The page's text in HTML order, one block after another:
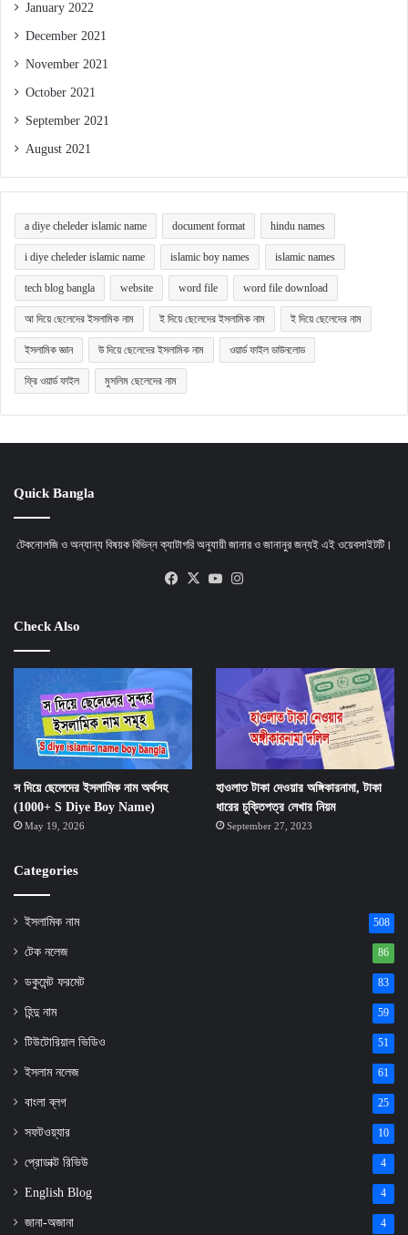
January 2022
December 2021
November 2021
October 2021
September 2021
August 2021
a diye cheleder islamic name document format hindu names
i diye cheleder islamic name islamic boy names islamic names
tech blog bangla website word file word file download
আ দিয়ে ছেলেদের ইসলামিক নাম ই দিয়ে ছেলেদের ইসলামিক নাম ই দিয়ে ছেলেদের নাম
ইসলামিক জ্ঞান উ দিয়ে ছেলেদের ইসলামিক নাম ওয়ার্ড ফাইল ডাউনলোড
ফ্রি ওয়ার্ড ফাইল মুসলিম ছেলেদের নাম
Quick Bangla
টেকনোলজি ও অন্যান্য বিষয়ক বিভিন্ন ক্যাটাগরি অনুযায়ী জানার ও জানানুর জন্যই এই ওয়েবসাইটটি।
Facebook
X YouTube
Check Also
স দিয়ে ছেলেদের ইসলামিক নাম অর্থসহ
(1000+ S Diye Boy Name)
May 19, 2026
হাওলাত টাকা দেওয়ার অঙ্গিকারনামা, টাকা
ধারের চুক্তিপত্র লেখার নিয়ম
September 27, 2023
Categories
ইসলামিক নাম 508
টেক নলেজ 86
ডকুমেন্ট ফরমেট 83
হিন্দু নাম 59
টিউটোরিয়াল ভিডিও 51
ইসলাম নলেজ 61
বাংলা ব্লগ 25
সফটওয়্যার 10
প্রোডাক্ট রিভিউ 4
English Blog 4
জানা-অজানা 4